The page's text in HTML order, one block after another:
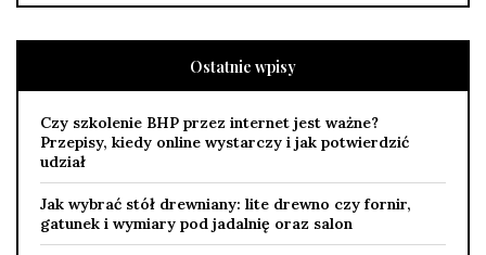
Ostatnie wpisy
Czy szkolenie BHP przez internet jest ważne?
Przepisy, kiedy online wystarczy i jak potwierdzić
udział
Jak wybrać stół drewniany: lite drewno czy fornir,
gatunek i wymiary pod jadalnię oraz salon